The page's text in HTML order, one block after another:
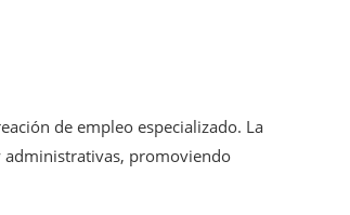
de empleo especializado. La
administrativas, promoviendo